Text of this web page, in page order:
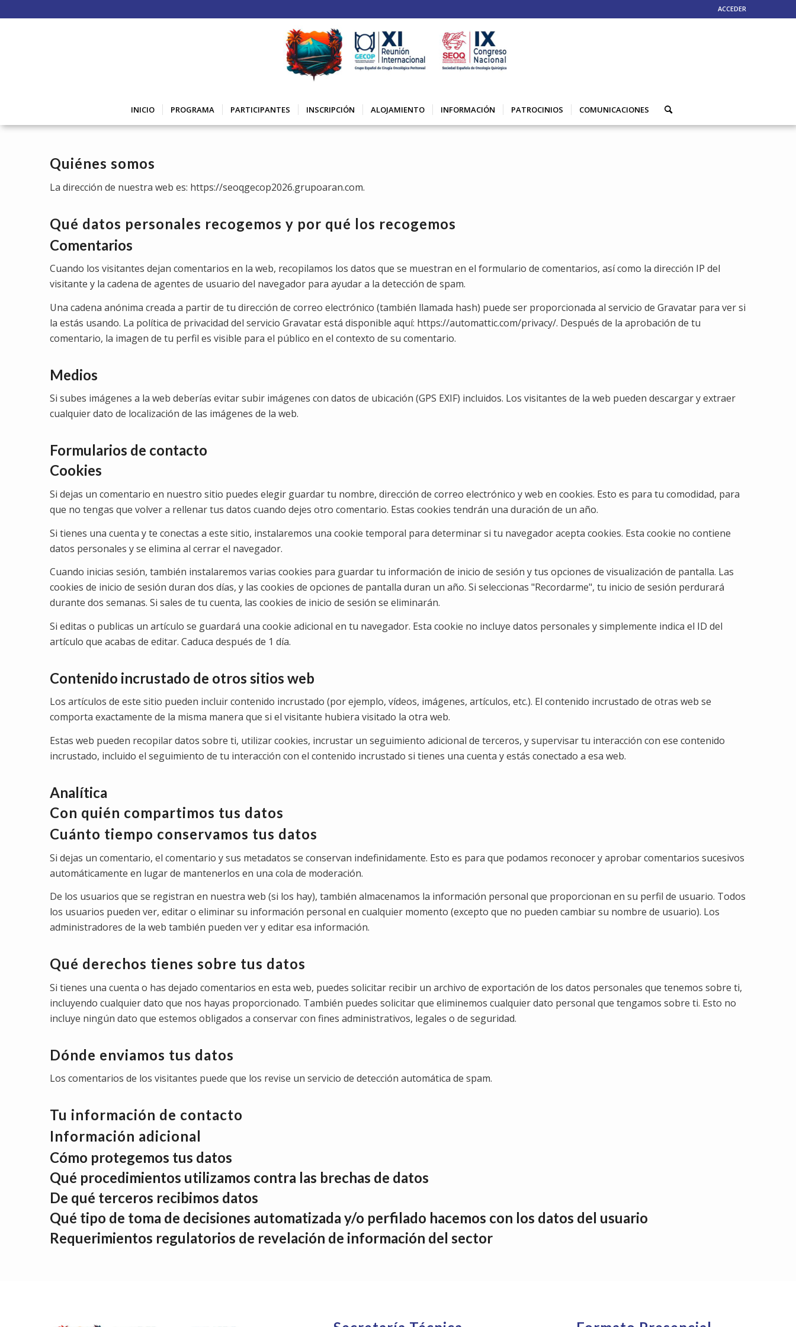
ACCEDER
INICIO PROGRAMA PARTICIPANTES INSCRIPCIÓN ALOJAMIENTO INFORMACIÓN PATROCINIOS COMUNICACIONES
Quiénes somos
La dirección de nuestra web es: https://seoqgecop2026.grupoaran.com.
Qué datos personales recogemos y por qué los recogemos
Comentarios
Cuando los visitantes dejan comentarios en la web, recopilamos los datos que se muestran en el formulario de comentarios, así como la dirección IP del
visitante y la cadena de agentes de usuario del navegador para ayudar a la detección de spam.
Una cadena anónima creada a partir de tu dirección de correo electrónico (también llamada hash) puede ser proporcionada al servicio de Gravatar para ver si
la estás usando. La política de privacidad del servicio Gravatar está disponible aquí: https://automattic.com/privacy/. Después de la aprobación de tu
comentario, la imagen de tu perfil es visible para el público en el contexto de su comentario.
Medios
Si subes imágenes a la web deberías evitar subir imágenes con datos de ubicación (GPS EXIF) incluidos. Los visitantes de la web pueden descargar y extraer
cualquier dato de localización de las imágenes de la web.
Formularios de contacto
Cookies
Si dejas un comentario en nuestro sitio puedes elegir guardar tu nombre, dirección de correo electrónico y web en cookies. Esto es para tu comodidad, para
que no tengas que volver a rellenar tus datos cuando dejes otro comentario. Estas cookies tendrán una duración de un año.
Si tienes una cuenta y te conectas a este sitio, instalaremos una cookie temporal para determinar si tu navegador acepta cookies. Esta cookie no contiene
datos personales y se elimina al cerrar el navegador.
Cuando inicias sesión, también instalaremos varias cookies para guardar tu información de inicio de sesión y tus opciones de visualización de pantalla. Las
cookies de inicio de sesión duran dos días, y las cookies de opciones de pantalla duran un año. Si seleccionas "Recordarme", tu inicio de sesión perdurará
durante dos semanas. Si sales de tu cuenta, las cookies de inicio de sesión se eliminarán.
Si editas o publicas un artículo se guardará una cookie adicional en tu navegador. Esta cookie no incluye datos personales y simplemente indica el ID del
artículo que acabas de editar. Caduca después de 1 día.
Contenido incrustado de otros sitios web
Los artículos de este sitio pueden incluir contenido incrustado (por ejemplo, vídeos, imágenes, artículos, etc.). El contenido incrustado de otras web se
comporta exactamente de la misma manera que si el visitante hubiera visitado la otra web.
Estas web pueden recopilar datos sobre ti, utilizar cookies, incrustar un seguimiento adicional de terceros, y supervisar tu interacción con ese contenido
incrustado, incluido el seguimiento de tu interacción con el contenido incrustado si tienes una cuenta y estás conectado a esa web.
Analítica
Con quién compartimos tus datos
Cuánto tiempo conservamos tus datos
Si dejas un comentario, el comentario y sus metadatos se conservan indefinidamente. Esto es para que podamos reconocer y aprobar comentarios sucesivos
automáticamente en lugar de mantenerlos en una cola de moderación.
De los usuarios que se registran en nuestra web (si los hay), también almacenamos la información personal que proporcionan en su perfil de usuario. Todos
los usuarios pueden ver, editar o eliminar su información personal en cualquier momento (excepto que no pueden cambiar su nombre de usuario). Los
administradores de la web también pueden ver y editar esa información.
Qué derechos tienes sobre tus datos
Si tienes una cuenta o has dejado comentarios en esta web, puedes solicitar recibir un archivo de exportación de los datos personales que tenemos sobre ti,
incluyendo cualquier dato que nos hayas proporcionado. También puedes solicitar que eliminemos cualquier dato personal que tengamos sobre ti. Esto no
incluye ningún dato que estemos obligados a conservar con fines administrativos, legales o de seguridad.
Dónde enviamos tus datos
Los comentarios de los visitantes puede que los revise un servicio de detección automática de spam.
Tu información de contacto
Información adicional
Cómo protegemos tus datos
Qué procedimientos utilizamos contra las brechas de datos
De qué terceros recibimos datos
Qué tipo de toma de decisiones automatizada y/o perfilado hacemos con los datos del usuario
Requerimientos regulatorios de revelación de información del sector